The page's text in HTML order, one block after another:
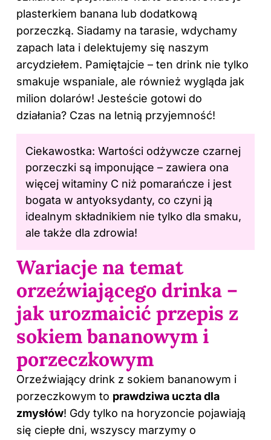
plasterkiem banana lub dodatkową
porzeczką. Siadamy na tarasie, wdychamy
zapach lata i delektujemy się naszym
arcydziełem. Pamiętajcie – ten drink nie tylko
smakuje wspaniale, ale również wygląda jak
milion dolarów! Jesteście gotowi do
działania? Czas na letnią przyjemność!
Ciekawostka: Wartości odżywcze czarnej
porzeczki są imponujące – zawiera ona
więcej witaminy C niż pomarańcze i jest
bogata w antyoksydanty, co czyni ją
idealnym składnikiem nie tylko dla smaku,
ale także dla zdrowia!
Wariacje na temat
orzeźwiającego drinka –
jak urozmaicić przepis z
sokiem bananowym i
porzeczkowym
Orzeźwiający drink z sokiem bananowym i
porzeczkowym to prawdziwa uczta dla
zmysłów! Gdy tylko na horyzoncie pojawiają
się ciepłe dni, wszyscy marzymy o